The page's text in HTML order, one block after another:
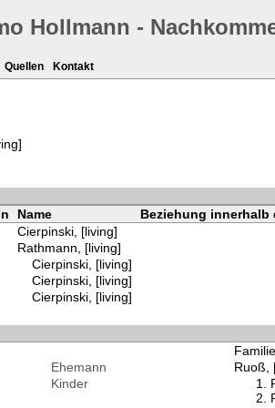
Hollmann -
Quellen Kontakt
Name
Beziehung innerhalb
Cierpinski, [living]
Rathmann, [living]
Cierpinski, [living]
Cierpinski, [living]
Cierpinski, [living]
Ehemann
Ruoß,
Kinder